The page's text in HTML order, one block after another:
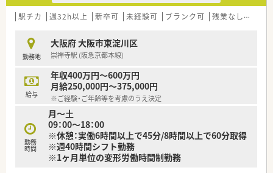
＜ 店舗の特徴・働き方のポイント★ ＞
■残業が発生する場合、残業代は1分単位でつくため、サービス
残業がないよう会社としても取り組まれています。
■20代～50代の様々な年代の方が在籍されており、刺激し合え
る環境が整っております♪
■カウンセリングに力をいれており、ゆとりをもって患者様対応
が出来る環境を整えています。
＜ 大手ならではの充実の福利厚生！ ＞
■社員持株制度、保険関連の割引制度やチケット類やレジャー施
設を法人価格での利用・購入、社員買い物割引など・・・載せ切れな
いほど多くの福利厚生がございます！
■2か月に一度、本社で疾患別の勉強会を実施！参加は任意です
駅チカ 週32h以上 新卒可 未経験可 ブランク可 残業なし(ほぼなし含む)
勤務地
大阪府 大阪市東淀川区
崇禅寺駅 (阪急京都本線)
給与
年収400万円～600万円
月給250,000円～375,000円
※ご経験・ご年齢等を考慮のうえ決定
勤務
時間
月～土
09：00～18：00
※休憩：実働6時間以上で45分/8時間以上で60分取得
※週40時間シフト勤務
※1ヶ月単位の変形労働時間制勤務